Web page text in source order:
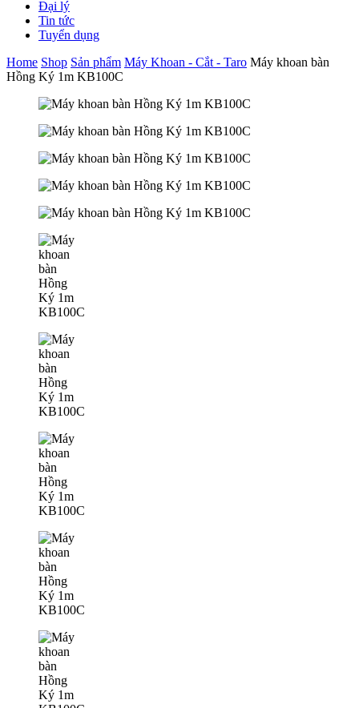
Đại lý
Tin tức
Tuyển dụng
Home Shop Sản phẩm Máy Khoan - Cắt - Taro Máy khoan bàn
Hồng Ký 1m KB100C